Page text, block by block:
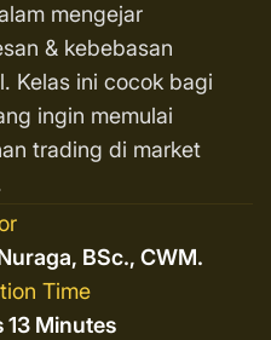
mengejar
& kebebasan
Kelas ini cocok bagi
ingin memulai
trading di market
BSc., CWM.
Time
13 Minutes